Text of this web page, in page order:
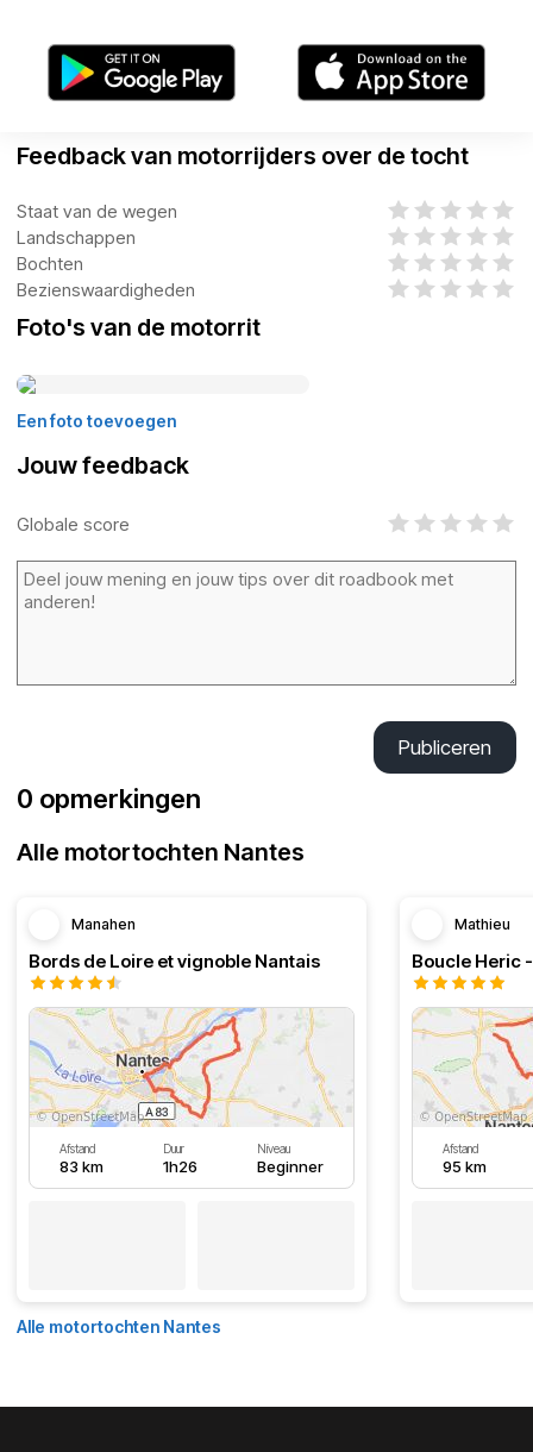
Feedback van motorrijders over de tocht
Staat van de wegen
Landschappen
Bochten
Bezienswaardigheden
Foto's van de motorrit
Een foto toevoegen
Jouw feedback
Globale score
Publiceren
0 opmerkingen
Alle motortochten Nantes
Manahen
Bords de Loire et vignoble Nantais
Afstand
83 km
Duur
1h26
Niveau
Beginner
Mathieu
Boucle Heric
Afstand
95 km
Alle motortochten Nantes